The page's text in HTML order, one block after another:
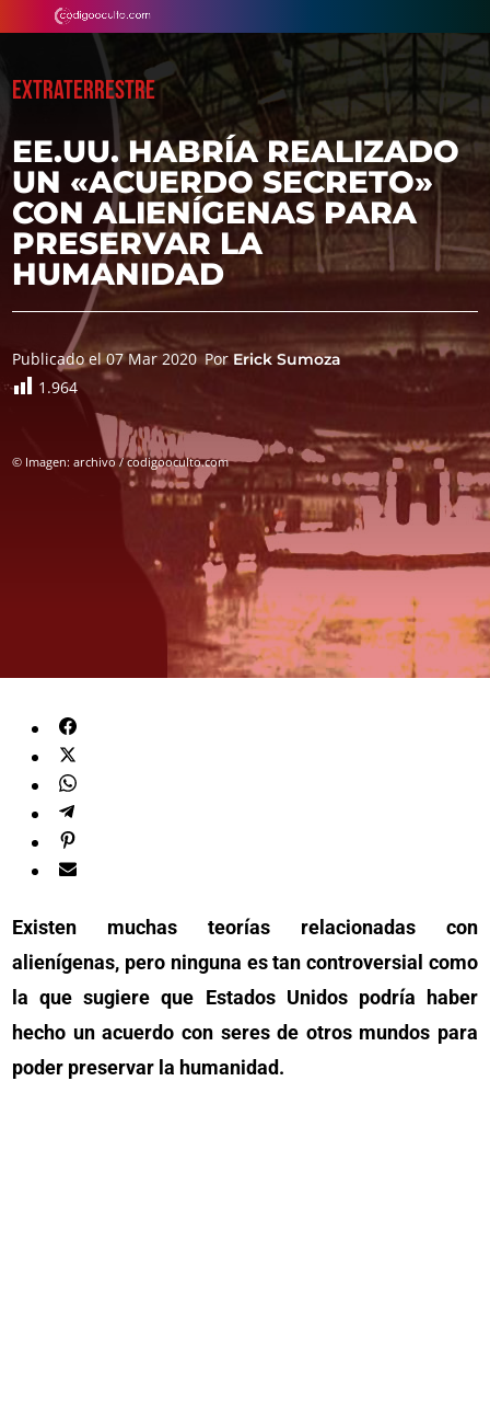
EXTRATERRESTRE
EE.UU. HABRÍA REALIZADO
UN «ACUERDO SECRETO»
CON ALIENÍGENAS PARA
PRESERVAR LA
HUMANIDAD
Publicado el 07 Mar 2020 PorErick Sumoza
1.964
© Imagen: archivo / codigooculto.com
Existen muchas teorías relacionadas con
alienígenas, pero ninguna es tan controversial como
la que sugiere que Estados Unidos podría haber
hecho un acuerdo con seres de otros mundos para
poder preservar la humanidad.